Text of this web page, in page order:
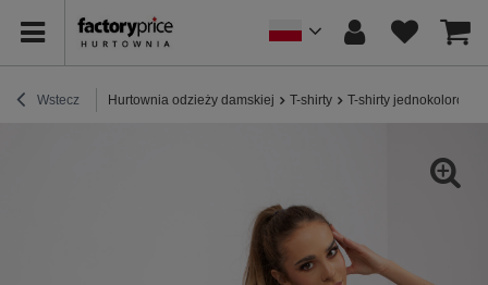
Wstecz Hurtownia odzieży damskiej T-shirty T-shirty jednokolorowe